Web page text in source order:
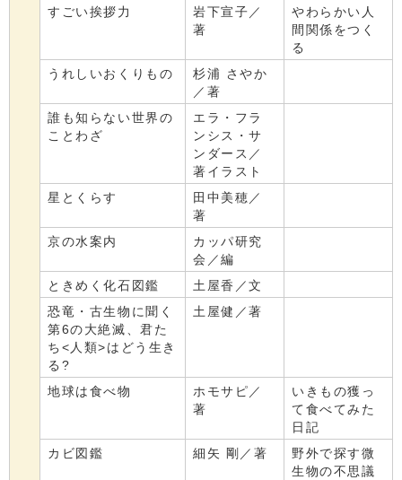
すごい挨拶力
岩下宣子／
著
やわらかい人
間関係をつく
る
うれしいおくりもの
杉浦 さやか
／著
誰も知らない世界の
ことわざ
エラ・フラ
ンシス・サ
ンダース／
著イラスト
星とくらす
田中美穂／
著
京の水案内
カッパ研究
会／編
ときめく化石図鑑
土屋香／文
恐竜・古生物に聞く
第6の大絶滅、君た
ち<人類>はどう生き
る?
土屋健／著
地球は食べ物
ホモサピ／
著
いきもの獲っ
て食べてみた
日記
カビ図鑑
細矢 剛／著
野外で探す微
生物の不思議